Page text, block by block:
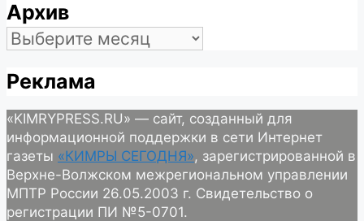
Архив
Архив
Реклама
«KIMRYPRESS.RU» — сайт, созданный для
информационной поддержки в сети Интернет
газеты «КИМРЫ СЕГОДНЯ», зарегистрированной в
Верхне-Волжском межрегиональном управлении
МПТР России 26.05.2003 г. Свидетельство о
регистрации ПИ №5-0701.